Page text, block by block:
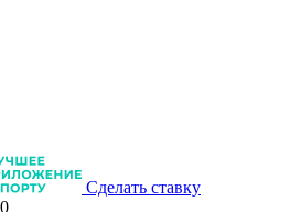
Сделать ставку